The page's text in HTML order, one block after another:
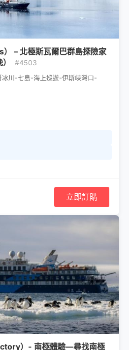
– 北極斯瓦爾巴群島探險家
#4503
川-七島-海上巡遊-伊斯峽灣口-
立即訂購
）- 南極體驗—尋找南極